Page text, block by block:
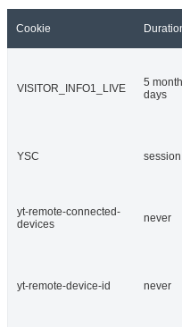
Cookie
VISITOR_INFO1_LIVE
5
days
YSC session
yt-remote-connected-
devices
never
yt-remote-device-id never